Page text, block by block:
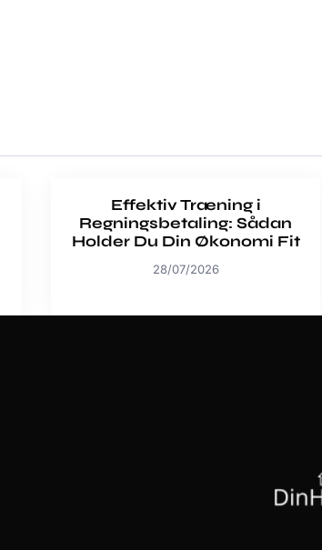
Effektiv Træning i
Regningsbetaling: Sådan
Holder Du Din Økonomi Fit
28/07/2026